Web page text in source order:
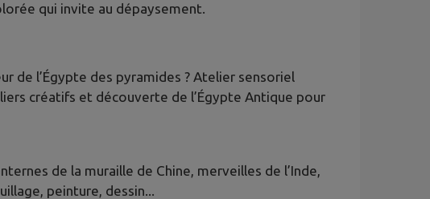
qui invite au dépaysement.
de l’Égypte des pyramides ? Atelier sensoriel
créatifs et découverte de l’Égypte Antique pour
de la muraille de Chine, merveilles de l’Inde,
peinture, dessin...